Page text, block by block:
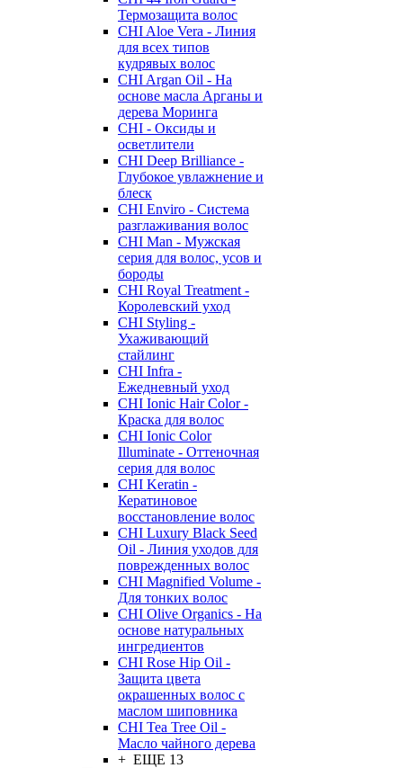
Термозащита волос
CHI Aloe Vera - Линия
для всех типов
кудрявых волос
CHI Argan Oil - На
основе масла Арганы и
дерева Моринга
CHI - Оксиды и
осветлители
CHI Deep Brilliance -
Глубокое увлажнение и
блеск
CHI Enviro - Система
разглаживания волос
CHI Man - Мужская
серия для волос, усов и
бороды
CHI Royal Treatment -
Королевский уход
CHI Styling -
Ухаживающий
стайлинг
CHI Infra -
Ежедневный уход
CHI Ionic Hair Color -
Краска для волос
CHI Ionic Color
Illuminate - Оттеночная
серия для волос
CHI Keratin -
Кератиновое
восстановление волос
CHI Luxury Black Seed
Oil - Линия уходов для
поврежденных волос
CHI Magnified Volume -
Для тонких волос
CHI Olive Organics - На
основе натуральных
ингредиентов
CHI Rose Hip Oil -
Защита цвета
окрашенных волос с
маслом шиповника
CHI Tea Tree Oil -
Масло чайного дерева
+ ЕЩЕ 13